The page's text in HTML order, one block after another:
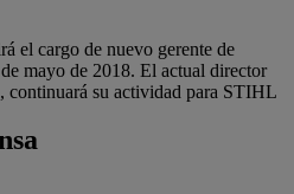
el cargo de nuevo gerente de
mayo de 2018. El actual director
continuará su actividad para STIHL